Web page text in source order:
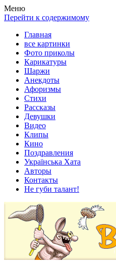
Весела хата — прикольные
клипы!
Покажем всем ваши фото
рассказы, видео и песни!
Меню
Перейти к содержимому
Главная
все картинки
Фото приколы
Карикатуры
Шаржи
Анекдоты
Афоризмы
Стихи
Рассказы
Девушки
Видео
Клипы
Кино
Поздравления
Українська Хата
Авторы
Контакты
Не губи талант!